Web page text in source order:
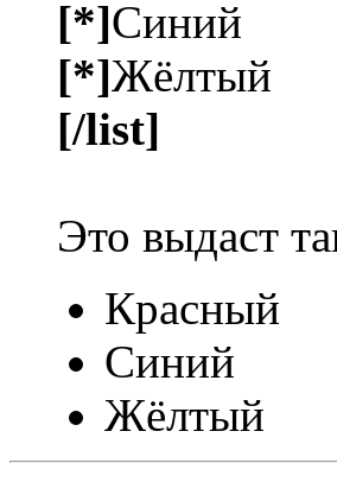
[*]Синий
[*]Жёлтый
[/list]
Это выдаст
Красный
Синий
Жёлтый